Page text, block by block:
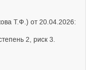
Т.Ф.) от 20.04.2026:
2, риск 3.